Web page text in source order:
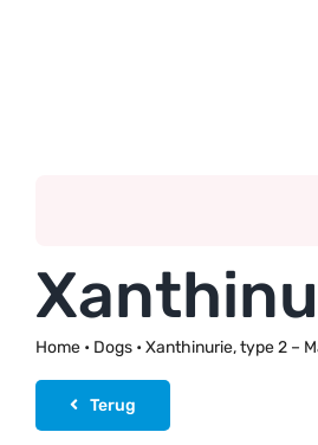
Home• Dogs• Xanthinurie, type 2 –
Terug